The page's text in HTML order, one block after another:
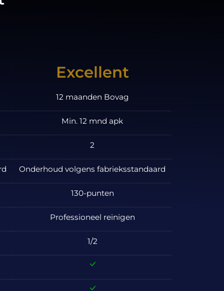
Excellent
12 maanden Bovag
Min. 12 mnd apk
2
Onderhoud volgens fabrieksstandaard
130-punten
Professioneel reinigen
1/2